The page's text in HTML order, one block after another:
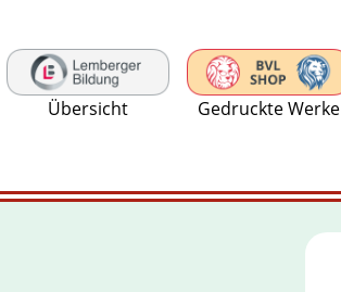
Übersicht Gedruckte Werke